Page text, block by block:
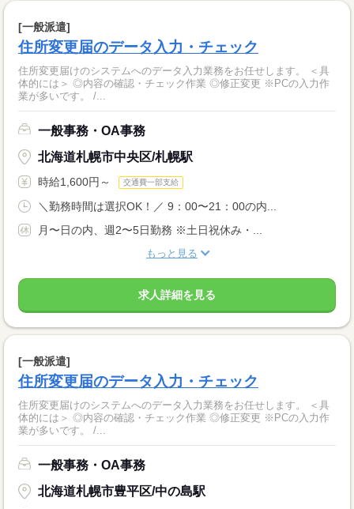
[一般派遣]
住所変更届のデータ入力・チェック
住所変更届けのシステムへのデータ入力業務をお任せします。 ＜具
体的には＞ ◎内容の確認・チェック作業 ◎修正変更 ※PCの入力作
業が多いです。 /...
一般事務・OA事務
北海道札幌市中央区/札幌駅
時給1,600円～ 交通費一部支給
＼勤務時間は選択OK！／ 9：00〜21：00の内...
月〜日の内、週2〜5日勤務 ※土日祝休み・...
もっと見る
求人詳細を見る
[一般派遣]
住所変更届のデータ入力・チェック
住所変更届けのシステムへのデータ入力業務をお任せします。 ＜具
体的には＞ ◎内容の確認・チェック作業 ◎修正変更 ※PCの入力作
業が多いです。 /...
一般事務・OA事務
北海道札幌市豊平区/中の島駅